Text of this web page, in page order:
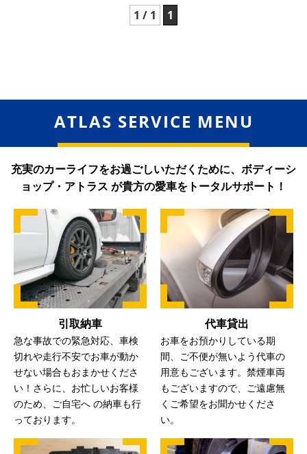
1 / 1 1
ATLAS SERVICE MENU
充実のカーライフをお過ごしいただくために、ボディーシ
ョップ・アトラス が貴方の愛車をトータルサポート！
引取納車
急な事故での緊急対応、車検
切れや走行不安でお車が動か
せない場合もおまかせくださ
い！さらに、お忙しいお客様
のため、ご自宅へ の納⾞も⾏
っております。
代車貸出
お車をお預かりしている期
間、ご不便が無いよう代車の
用意もございます。禁煙車両
もございますので、ご遠慮無
くご希望をお聞かせくださ
い。